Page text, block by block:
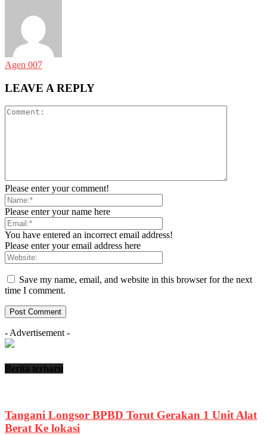
Agen 007
LEAVE A REPLY
Please enter your comment!
Please enter your name here
You have entered an incorrect email address!
Please enter your email address here
Save my name, email, and website in this browser for the next
time I comment.
- Advertisement -
Berita terbaru
Tangani Longsor BPBD Torut Gerakan 1 Unit Alat
Berat Ke lokasi